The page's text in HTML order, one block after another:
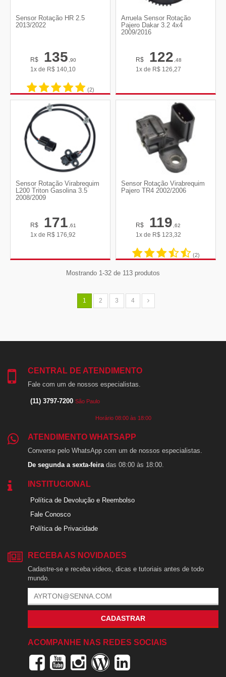
Sensor Rotação HR 2.5
2013/2022
R$ 135,90
1x de R$ 140,10
(2)
Arruela Sensor Rotação
Pajero Dakar 3.2 4x4
2009/2016
R$ 122,48
1x de R$ 126,27
Sensor Rotação Virabrequim
L200 Triton Gasolina 3.5
2008/2009
R$ 171,61
1x de R$ 176,92
Sensor Rotação Virabrequim
Pajero TR4 2002/2006
R$ 119,62
1x de R$ 123,32
(2)
Mostrando 1-32 de 113 produtos
1 2 3 4
CENTRAL DE ATENDIMENTO
Fale com um de nossos especialistas.
(11) 3797-7200 São Paulo
Horário 08:00 às 18:00
ATENDIMENTO WHATSAPP
Converse pelo WhatsApp com um de nossos especialistas.
De segunda a sexta-feiradas 08:00 às 18:00.
INSTITUCIONAL
Política de Devolução e Reembolso
Fale Conosco
Política de Privacidade
RECEBA AS NOVIDADES
Cadastre-se e receba videos, dicas e tutoriais antes de todo
mundo.
CADASTRAR
ACOMPANHE NAS REDES SOCIAIS